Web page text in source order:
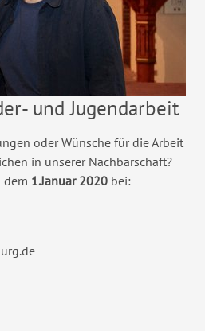
und Jugendarbeit
oder Wünsche für die Arbeit
in unserer Nachbarschaft?
dem 1.Januar 2020 bei: